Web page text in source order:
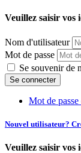
Veuillez saisir vos
Nom d'utilisateur
Mot de passe
Se souvenir de
Mot de
Nouvel utilisateur?
Veuillez saisir vos